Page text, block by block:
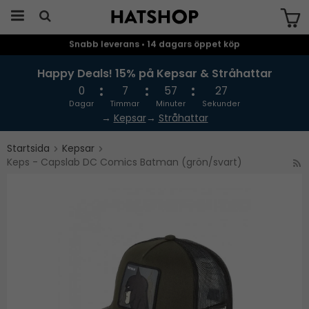
Snabb leverans • 14 dagars öppet köp
Happy Deals! 15% på Kepsar & Stråhattar
0
Dagar
7
Timmar
57
Minuter
26
Sekunder
→ Kepsar→ Stråhattar
Startsida
Kepsar
Keps - Capslab DC Comics Batman (grön/svart)